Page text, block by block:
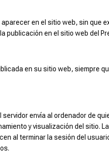
en el sitio web, sin que
publicación en el sitio web del
en su sitio web, siempre
envía al ordenador de
y visualización del sitio.
al terminar la sesión del